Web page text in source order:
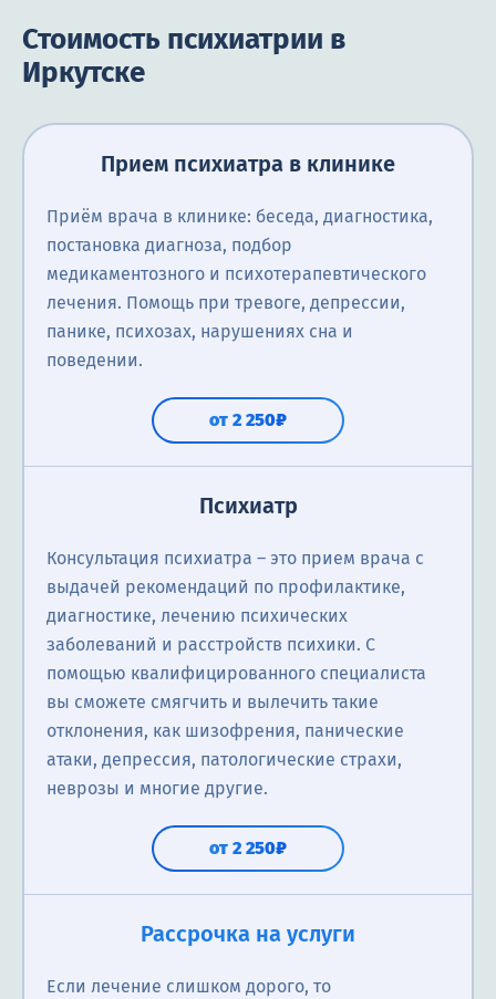
Стоимость психиатрии в
Иркутске
Прием психиатра в клинике
Приём врача в клинике: беседа, диагностика,
постановка диагноза, подбор
медикаментозного и психотерапевтического
лечения. Помощь при тревоге, депрессии,
панике, психозах, нарушениях сна и
поведении.
от 2 250₽
Психиатр
Консультация психиатра ― это прием врача с
выдачей рекомендаций по профилактике,
диагностике, лечению психических
заболеваний и расстройств психики. С
помощью квалифицированного специалиста
вы сможете смягчить и вылечить такие
отклонения, как шизофрения, панические
атаки, депрессия, патологические страхи,
неврозы и многие другие.
от 2 250₽
Рассрочка на услуги
Если лечение слишком дорого, то